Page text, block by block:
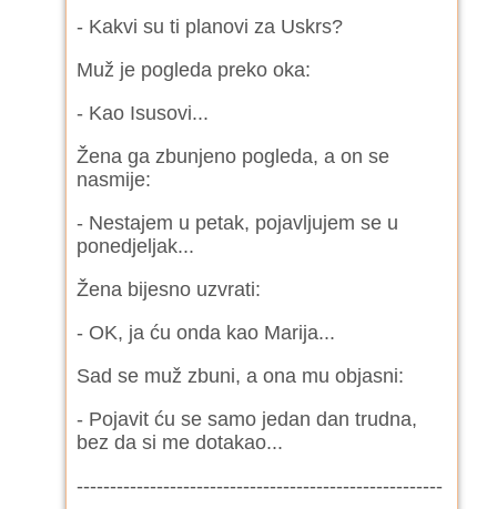
- Kakvi su ti planovi za Uskrs?
Muž je pogleda preko oka:
- Kao Isusovi...
Žena ga zbunjeno pogleda, a on se
nasmije:
- Nestajem u petak, pojavljujem se u
ponedjeljak...
Žena bijesno uzvrati:
- OK, ja ću onda kao Marija...
Sad se muž zbuni, a ona mu objasni:
- Pojavit ću se samo jedan dan trudna,
bez da si me dotakao...
-------------------------------------------------------